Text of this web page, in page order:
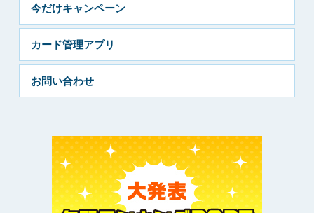
今だけキャンペーン
カード管理アプリ
お問い合わせ